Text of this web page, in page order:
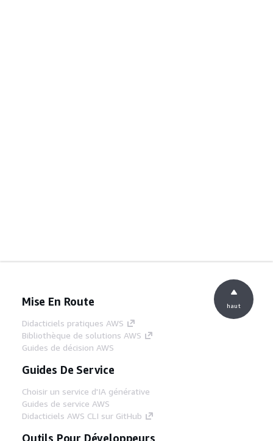
Mise En Route
Didacticiels pratiques AWS
Bibliothèque de solutions AWS
Guides de décision AWS
Guides De Service
Choisir un service d'IA générative
Guides de service AWS
Didacticiels AWS CLI sur GitHub
Outils Pour Développeurs
haut